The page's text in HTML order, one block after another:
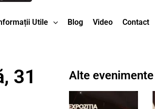
Utile Blog Video Contact
31
Alte evenimente